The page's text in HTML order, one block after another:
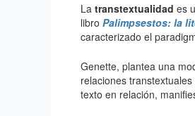
La transtextualidad es
libro Palimpsestos: la
caracterizado el
Genette, plantea una
relaciones
texto en relación,